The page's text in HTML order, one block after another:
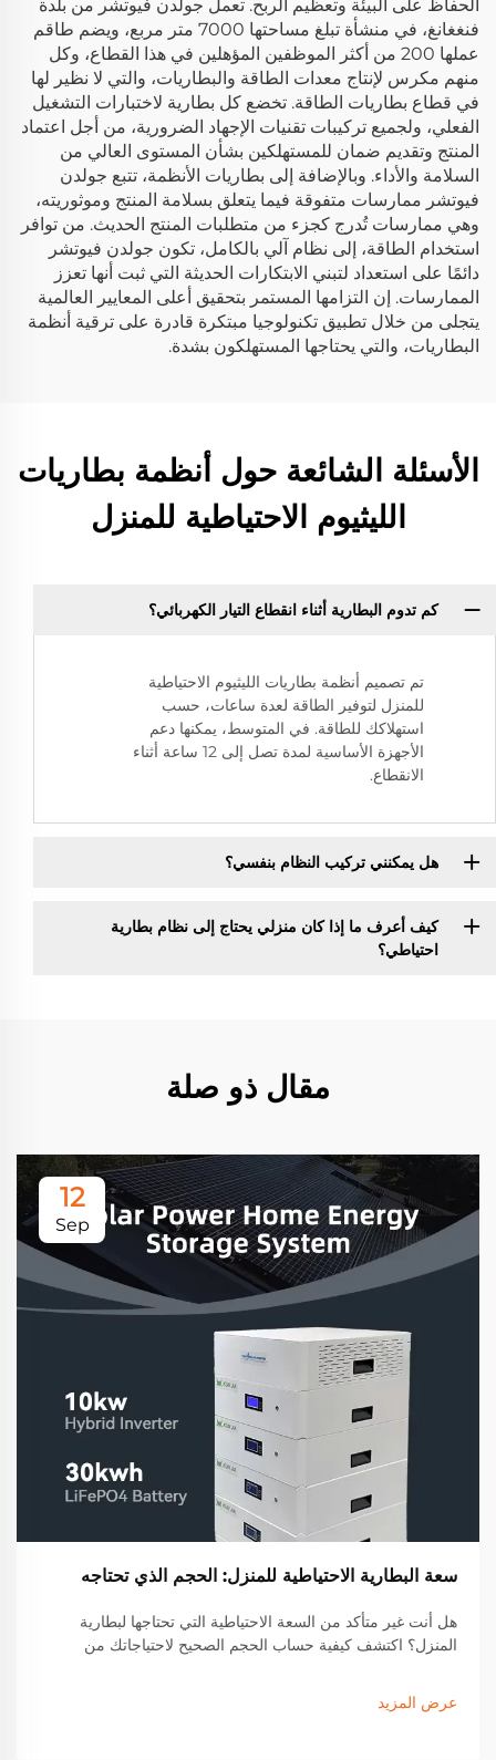
الحفاظ على البيئة وتعظيم الربح. تعمل جولدن فيوتشر من بلدة
فنغغانغ، في منشأة تبلغ مساحتها 7000 متر مربع، ويضم طاقم
عملها 200 من أكثر الموظفين المؤهلين في هذا القطاع، وكل
منهم مكرس لإنتاج معدات الطاقة والبطاريات، والتي لا نظير لها
في قطاع بطاريات الطاقة. تخضع كل بطارية لاختبارات التشغيل
الفعلي، ولجميع تركيبات تقنيات الإجهاد الضرورية، من أجل اعتماد
المنتج وتقديم ضمان للمستهلكين بشأن المستوى العالي من
السلامة والأداء. وبالإضافة إلى بطاريات الأنظمة، تتبع جولدن
فيوتشر ممارسات متفوقة فيما يتعلق بسلامة المنتج وموثوريته،
وهي ممارسات تُدرج كجزء من متطلبات المنتج الحديث. من توافر
استخدام الطاقة، إلى نظام آلي بالكامل، تكون جولدن فيوتشر
دائمًا على استعداد لتبني الابتكارات الحديثة التي ثبت أنها تعزز
الممارسات. إن التزامها المستمر بتحقيق أعلى المعايير العالمية
يتجلى من خلال تطبيق تكنولوجيا مبتكرة قادرة على ترقية أنظمة
البطاريات، والتي يحتاجها المستهلكون بشدة.
الأسئلة الشائعة حول أنظمة بطاريات
الليثيوم الاحتياطية للمنزل
كم تدوم البطارية أثناء انقطاع التيار الكهربائي؟
تم تصميم أنظمة بطاريات الليثيوم الاحتياطية
للمنزل لتوفير الطاقة لعدة ساعات، حسب
استهلاكك للطاقة. في المتوسط، يمكنها دعم
الأجهزة الأساسية لمدة تصل إلى 12 ساعة أثناء
الانقطاع.
هل يمكنني تركيب النظام بنفسي؟
كيف أعرف ما إذا كان منزلي يحتاج إلى نظام بطارية
احتياطي؟
مقال ذو صلة
12
Sep
سعة البطارية الاحتياطية للمنزل: الحجم الذي تحتاجه
هل أنت غير متأكد من السعة الاحتياطية التي تحتاجها لبطارية
المنزل؟ اكتشف كيفية حساب الحجم الصحيح لاحتياجاتك من
المجانية لتحديد الحجم.
عرض المزيد